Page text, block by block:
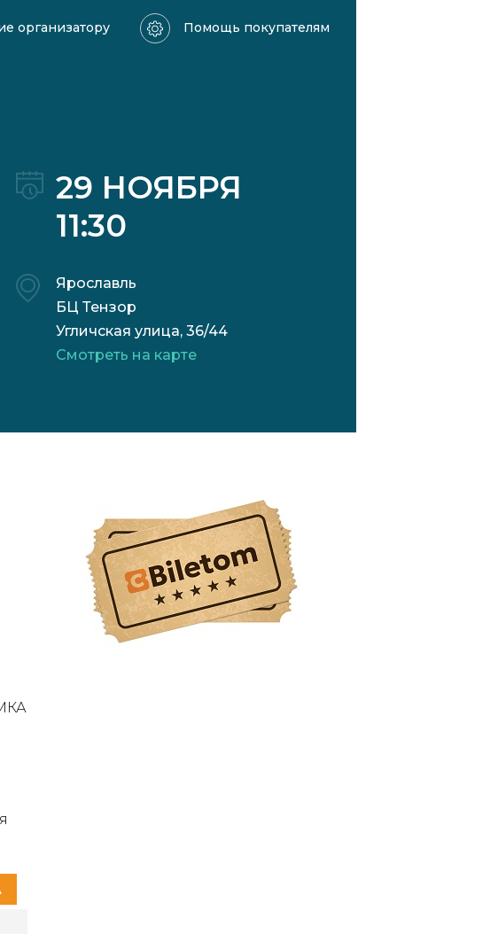
организатору Помощь покупателям
29 НОЯБРЯ
11:30
Ярославль
БЦ Тензор
Угличская улица, 36/44
Смотреть на карте